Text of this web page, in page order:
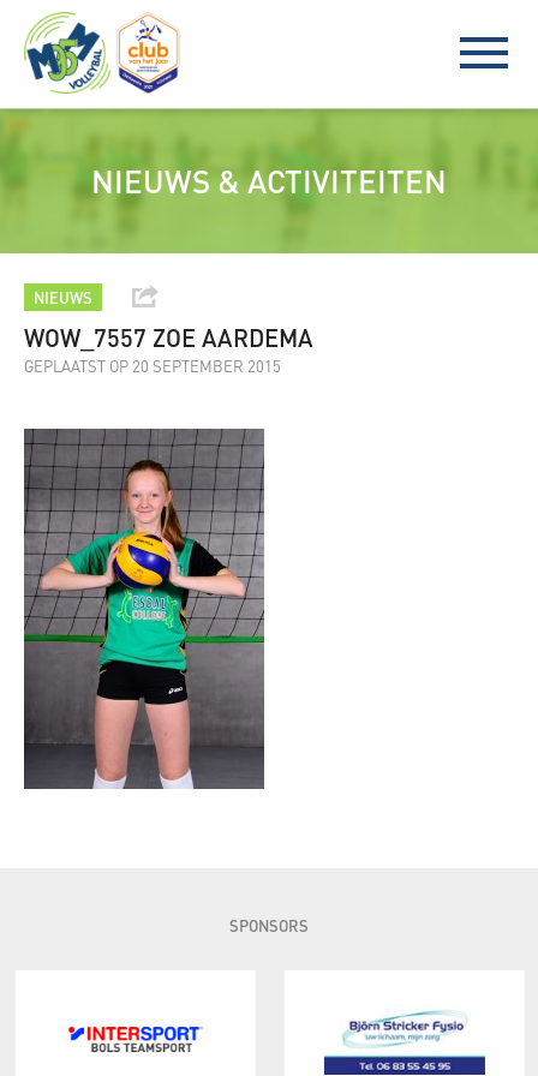
NIEUWS & ACTIVITEITEN
NIEUWS
WOW_7557 ZOE AARDEMA
GEPLAATST OP 20 SEPTEMBER 2015
SPONSORS